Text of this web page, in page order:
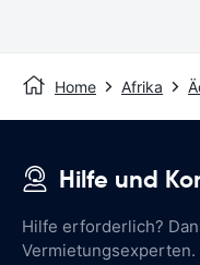
Home Afrika
Hilfe und
Hilfe erforderlich?
Vermietungsexperten.